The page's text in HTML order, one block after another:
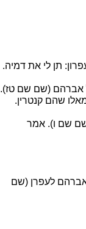
תן לי את דמיה.
אברהם (שם שם טז).
שהם קנטרין.
שם ו). אמר
לעפרן (שם